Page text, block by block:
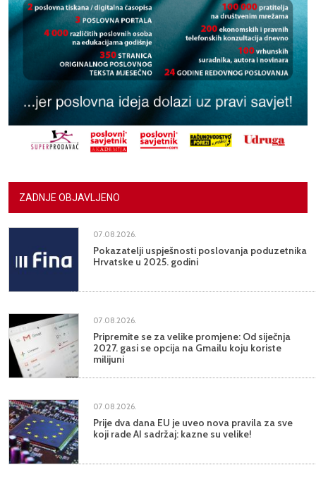
ZADNJE OBJAVLJENO
07.08.2026.
Pokazatelji uspješnosti poslovanja poduzetnika
Hrvatske u 2025. godini
07.08.2026.
Pripremite se za velike promjene: Od siječnja
2027. gasi se opcija na Gmailu koju koriste
milijuni
07.08.2026.
Prije dva dana EU je uveo nova pravila za sve
koji rade AI sadržaj: kazne su velike!